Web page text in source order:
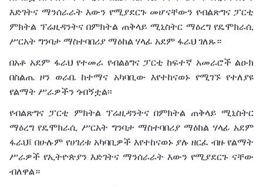
እድገትና ማንሰራራት እውን የሚያደርጉ መሆናቸውን የብልጽግና ፓርቲ
ምክትል ፕሬዚዳንትና በምክትል ጠቅላይ ሚኒስትር ማዕረግ የዴሞክራሲ
ሥርአት ግንባታ ማስተባበሪያ ማዕከል ሃላፊ አደም ፋራህ ገለጹ።
በአቶ አደም ፋራህ የተመራ የብልፅግና ፓርቲ ከፍተኛ አመራሮች ልዑክ
በስልጤ ዞን ወራቤ ከተማና አካባቢው እየተከናወኑ የሚገኙ የተለያዩ
የልማት ሥራዎችን ጎብኝቷል፡፡
የብልጽግና ፓርቲ ምክትል ፕሬዚዳንትና በምክትል ጠቅላይ ሚኒስትር
ማዕረግ የዴሞክራሲ ሥርአት ግንባታ ማስተባበሪያ ማዕከል ሃላፊ አደም
ፋራህ፤ በሁሉም የሀገሪቱ አካባቢዎች እየተከናወኑ ያሉ ዘርፈ ብዙ የልማት
ሥራዎች የኢትዮጵያን እድገትና ማንሰራራት እውን የሚያደርጉ ናቸው
ብለዋል።